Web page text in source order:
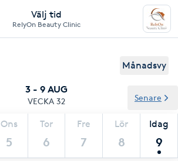
Välj tid
RelyOn Beauty Clinic
Månadsvy
3 - 9 AUG
VECKA 32
Ons
5
Tor
6
Fre
7
Lör
8
Idag
9
Senare